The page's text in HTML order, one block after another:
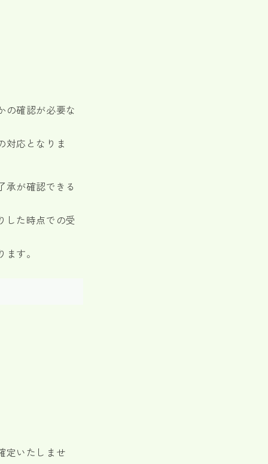
の確認が必要な
対応となりま
が確認できる
した時点での受
す。
定いたしませ